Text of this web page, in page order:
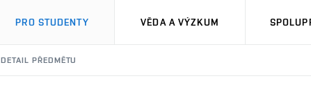
PRO STUDENTY VĚDA A VÝZKUM
DETAIL PŘEDMĚTU